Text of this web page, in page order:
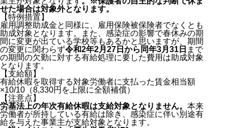
せた場合は対象外となります。
【特例措置】
雇用調整助成金と同様に、雇用保険被保険者でなくとも
助成対象となります。また、感染症の影響で春休みの期
間に変更が出ている学校等もあるかと思いますが、期間
の変更に関わらず令和2年2月27日から同年3月31日 まで
の期間の欠勤に対する有給処理に要した費用は助成対象
となります。
【支給額】
有給休暇を取得する対象労働者に支払った賃金相当額
×10/10（8,330円を上限に全額補償）
【注意点】
労基法上の年次有給休暇は支給対象となりません。 本来
労働者が所持している有給は除き、感染症に伴い別途有
給を与えた事業主が支給対象となります。